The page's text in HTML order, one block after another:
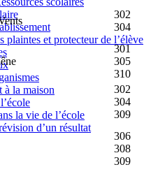
plaintes et protecteur de l’élève
à la maison
la vie de l’école
d’un résultat
302
304
301
305
310
302
304
309
306
308
309